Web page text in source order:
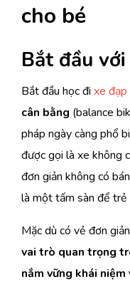
cho bé
Bắt đầu
Bắt đầu học đi xe
cân bằng (balance
pháp ngày càng phổ
được gọi là xe không
đơn giản không có
là một tấm sàn để trẻ
Mặc dù có vẻ đơn
vai trò quan trọng
nắm vững khái niệm